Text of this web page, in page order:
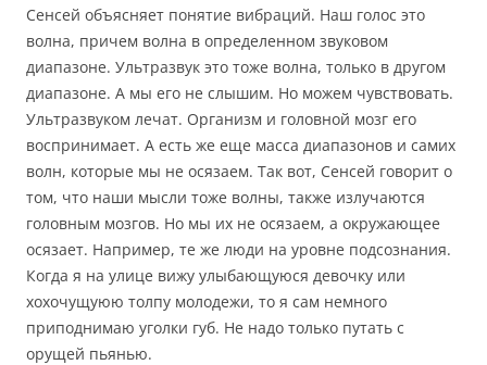
Сенсей объясняет понятие вибраций. Наш голос это
волна, причем волна в определенном звуковом
диапазоне. Ультразвук это тоже волна, только в другом
диапазоне. А мы его не слышим. Но можем чувствовать.
Ультразвуком лечат. Организм и головной мозг его
воспринимает. А есть же еще масса диапазонов и самих
волн, которые мы не осязаем. Так вот, Сенсей говорит о
том, что наши мысли тоже волны, также излучаются
головным мозгов. Но мы их не осязаем, а окружающее
осязает. Например, те же люди на уровне подсознания.
Когда я на улице вижу улыбающуюся девочку или
хохочущуюю толпу молодежи, то я сам немного
приподнимаю уголки губ. Не надо только путать с
орущей пьянью.